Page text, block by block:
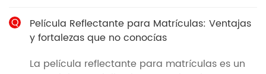
Q
Película Reflectante para Matrículas: Ventajas
y fortalezas que no conocías
La película reflectante para matrículas es un